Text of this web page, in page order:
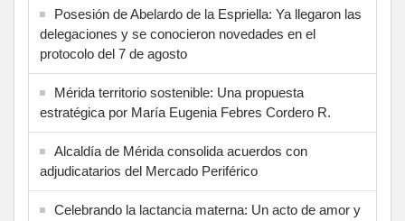
Posesión de Abelardo de la Espriella: Ya llegaron las
delegaciones y se conocieron novedades en el
protocolo del 7 de agosto
Mérida territorio sostenible: Una propuesta
estratégica por María Eugenia Febres Cordero R.
Alcaldía de Mérida consolida acuerdos con
adjudicatarios del Mercado Periférico
Celebrando la lactancia materna: Un acto de amor y